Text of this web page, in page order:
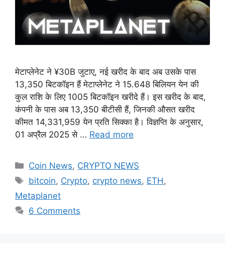
मेटाप्लेनेट ने ¥30B जुटाए, नई खरीद के बाद अब उसके पास
13,350 बिटकॉइन हैं मेटाप्लेनेट ने 15.648 बिलियन येन की
कुल राशि के लिए 1005 बिटकॉइन खरीदे हैं। इस खरीद के बाद,
कंपनी के पास अब 13,350 बीटीसी हैं, जिनकी औसत खरीद
कीमत 14,331,959 येन प्रति सिक्का है। विज्ञप्ति के अनुसार,
01 अप्रैल 2025 से … Read more
Categories
Coin News, CRYPTO NEWS
Tags
bitcoin, Crypto, crypto news, ETH,
Metaplanet
6 Comments